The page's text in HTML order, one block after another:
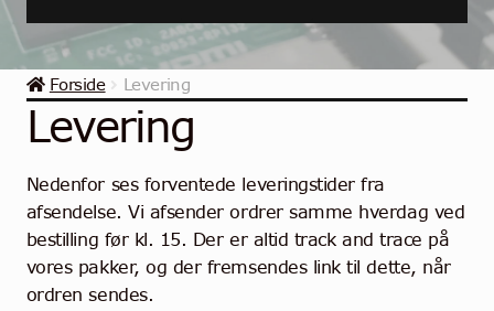
Raspberry Pi
Startpakker & Kits
Raspberry Pi Tilbehør
Samlinger
Forside Levering
Levering
Nedenfor ses forventede leveringstider fra
afsendelse. Vi afsender ordrer samme hverdag ved
bestilling før kl. 15. Der er altid track and trace på
vores pakker, og der fremsendes link til dette, når
ordren sendes.